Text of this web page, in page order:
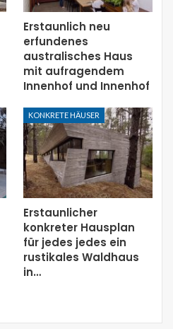
Erstaunlich neu
erfundenes
australisches Haus
mit aufragendem
Innenhof und Innenhof
KONKRETE HÄUSER
Erstaunlicher
konkreter Hausplan
für jedes jedes ein
rustikales Waldhaus
in…